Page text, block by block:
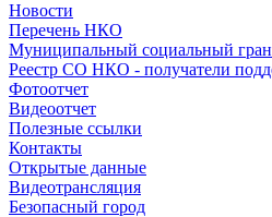
Новости
Перечень НКО
Муниципальный социальный
Реестр СО НКО - получатели
Фотоотчет
Видеоотчет
Полезные ссылки
Контакты
Открытые данные
Видеотрансляция
Безопасный город